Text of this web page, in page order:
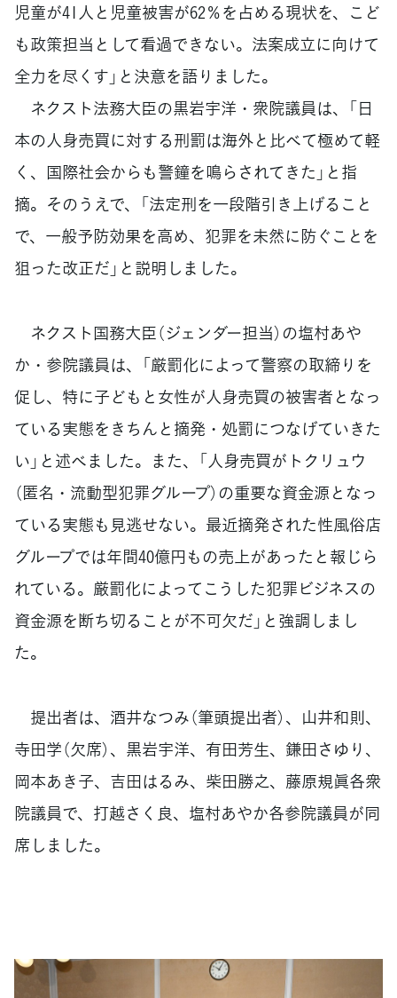
児童が41人と児童被害が62％を占める現状を、こど
も政策担当として看過できない。法案成立に向けて
全力を尽くす」と決意を語りました。
ネクスト法務大臣の黒岩宇洋・衆院議員は、「日
本の人身売買に対する刑罰は海外と比べて極めて軽
く、国際社会からも警鐘を鳴らされてきた」と指
摘。そのうえで、「法定刑を一段階引き上げること
で、一般予防効果を高め、犯罪を未然に防ぐことを
狙った改正だ」と説明しました。
ネクスト国務大臣（ジェンダー担当）の塩村あや
か・参院議員は、「厳罰化によって警察の取締りを
促し、特に子どもと女性が人身売買の被害者となっ
ている実態をきちんと摘発・処罰につなげていきた
い」と述べました。また、「人身売買がトクリュウ
（匿名・流動型犯罪グループ）の重要な資金源となっ
ている実態も見逃せない。最近摘発された性風俗店
グループでは年間40億円もの売上があったと報じら
れている。厳罰化によってこうした犯罪ビジネスの
資金源を断ち切ることが不可欠だ」と強調しまし
た。
提出者は、酒井なつみ（筆頭提出者）、山井和則、
寺田学（欠席）、黒岩宇洋、有田芳生、鎌田さゆり、
岡本あき子、吉田はるみ、柴田勝之、藤原規眞各衆
院議員で、打越さく良、塩村あやか各参院議員が同
席しました。